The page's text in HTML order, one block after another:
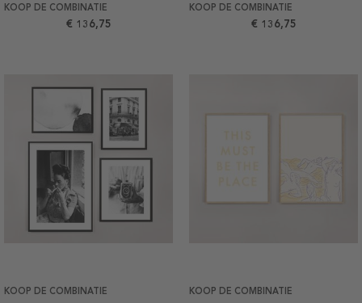
KOOP DE COMBINATIE
€ 136,75
KOOP DE COMBINATIE
€ 136,75
KOOP DE COMBINATIE KOOP DE COMBINATIE